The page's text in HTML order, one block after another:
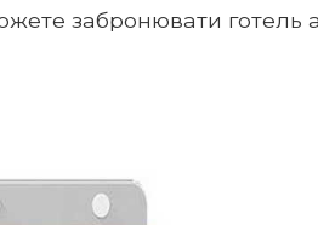
забронювати готель